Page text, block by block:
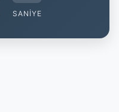
SANIYE